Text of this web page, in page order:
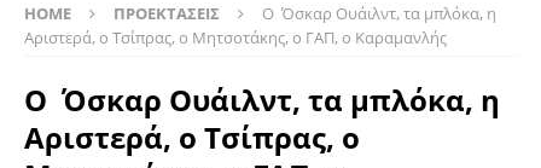
HOME ΠΡΟΕΚΤΑΣΕΙΣ
Ο Όσκαρ Ουάιλντ, τα μπλόκα, η
Αριστερά, ο Τσίπρας, ο Μητσοτάκης, ο ΓΑΠ, ο Καραμανλής
Ο Όσκαρ Ουάιλντ, τα μπλόκα, η
Αριστερά, ο Τσίπρας, ο